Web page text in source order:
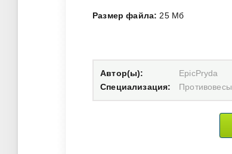
Размер файла: 25 Мб
Автор(ы):
EpicPryda
Специализация:
Противовесы